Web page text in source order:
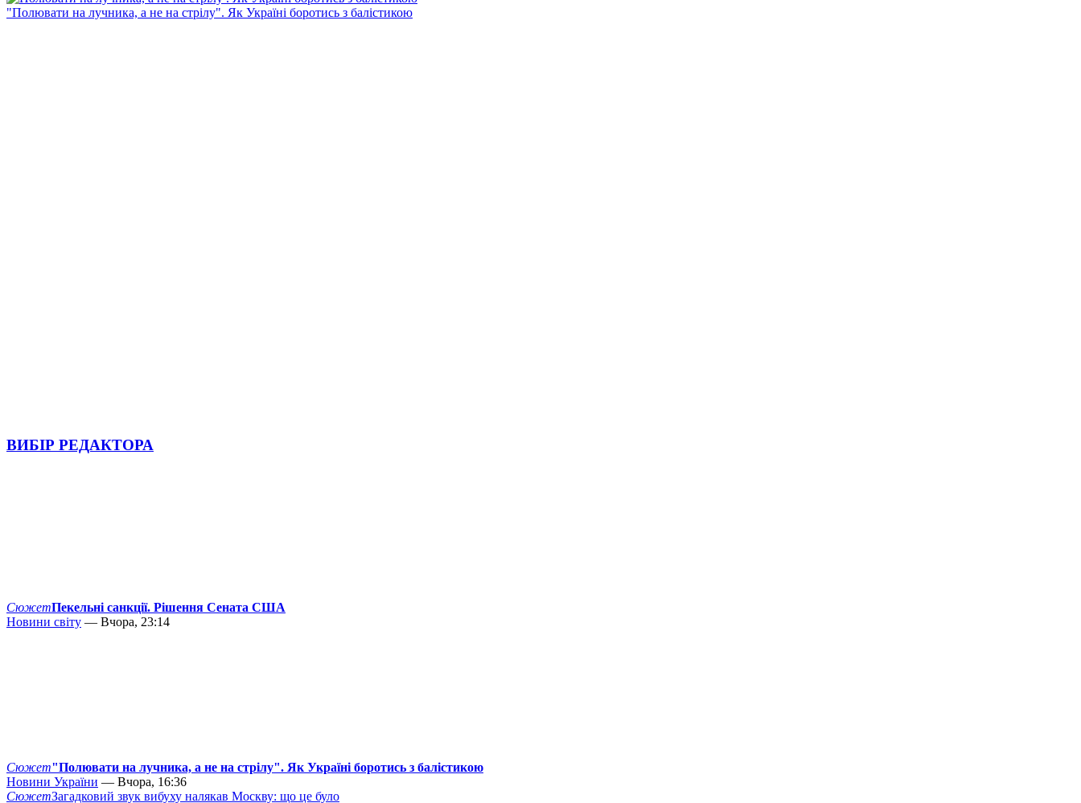
"Полювати на лучника, а не на стрілу". Як Україні боротись з балістикою
ВИБІР РЕДАКТОРА
СюжетПекельні санкції. Рішення Сената США
Новини світу — Вчора, 23:14
Сюжет"Полювати на лучника, а не на стрілу". Як Україні боротись з балістикою
Новини України — Вчора, 16:36
СюжетЗагадковий звук вибуху налякав Москву: що це було